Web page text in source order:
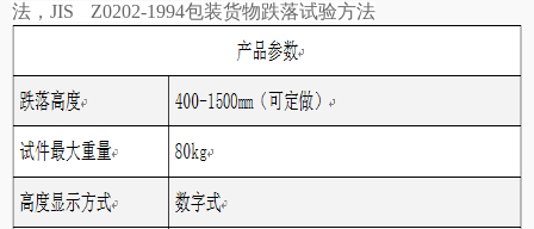
法，JIS Z0202-1994包装货物跌落试验方法